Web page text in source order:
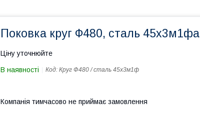
Поковка круг Ф480, сталь 45х3м1фа
Ціну уточнюйте
В наявності Код: Круг Ф480 / сталь 45х3м1ф
Компанія тимчасово не приймає замовлення